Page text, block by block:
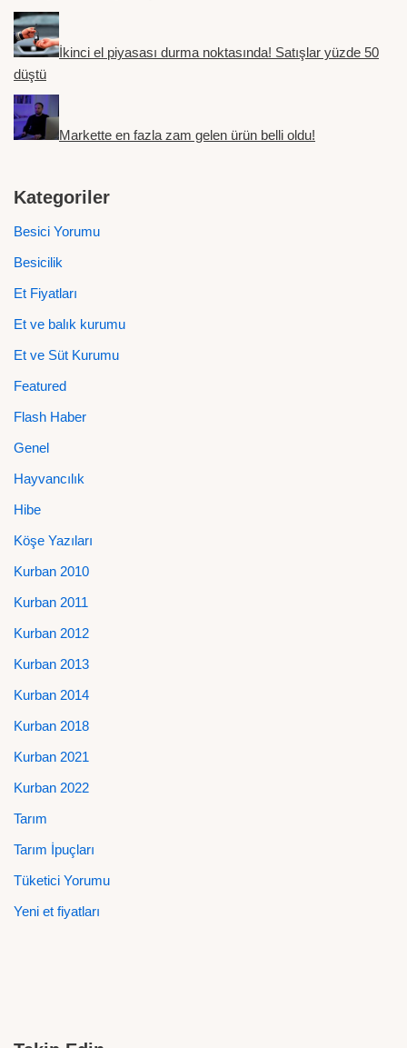
İkinci el piyasası durma noktasında! Satışlar yüzde 50
düştü
Markette en fazla zam gelen ürün belli oldu!
Kategoriler
Besici Yorumu
Besicilik
Et Fiyatları
Et ve balık kurumu
Et ve Süt Kurumu
Featured
Flash Haber
Genel
Hayvancılık
Hibe
Köşe Yazıları
Kurban 2010
Kurban 2011
Kurban 2012
Kurban 2013
Kurban 2014
Kurban 2018
Kurban 2021
Kurban 2022
Tarım
Tarım İpuçları
Tüketici Yorumu
Yeni et fiyatları